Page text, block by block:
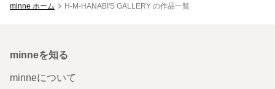
minne ホーム H-M-HANABI'S GALLERY の作品一覧
minneを知る
minneについて